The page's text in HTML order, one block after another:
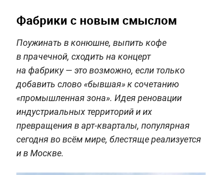
Фабрики с новым смыслом
Поужинать в конюшне, выпить кофе
в прачечной, сходить на концерт
на фабрику — это возможно, если только
добавить слово «бывшая» к сочетанию
«промышленная зона». Идея реновации
индустриальных территорий и их
превращения в арт-кварталы, популярная
сегодня во всём мире, блестяще реализуется
и в Москве.